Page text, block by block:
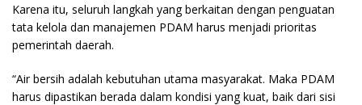
Karena itu, seluruh langkah yang berkaitan dengan penguatan
tata kelola dan manajemen PDAM harus menjadi prioritas
pemerintah daerah.
“Air bersih adalah kebutuhan utama masyarakat. Maka PDAM
harus dipastikan berada dalam kondisi yang kuat, baik dari sisi